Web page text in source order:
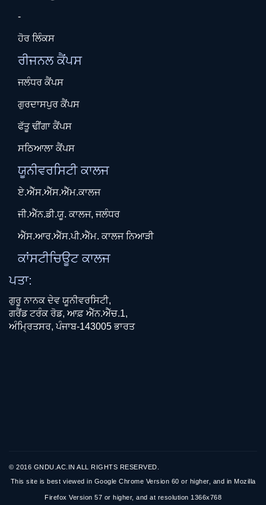
-
ਹੋਰ ਲਿੰਕਸ
ਰੀਜਨਲ ਕੈਂਪਸ
ਜਲੰਧਰ ਕੈਂਪਸ
ਗੁਰਦਾਸਪੁਰ ਕੈਂਪਸ
ਫੱਤੂ ਢੀਂਗਾ ਕੈਂਪਸ
ਸਠਿਆਲਾ ਕੈਂਪਸ
ਯੂਨੀਵਰਸਿਟੀ ਕਾਲਜ
ਏ.ਐੱਸ.ਐੱਸ.ਐੱਮ.ਕਾਲਜ
ਜੀ.ਐੱਨ.ਡੀ.ਯੂ. ਕਾਲਜ, ਜਲੰਧਰ
ਐੱਸ.ਆਰ.ਐੱਸ.ਪੀ.ਐੱਮ. ਕਾਲਜ ਨਿਆੜੀ
ਕਾਂਸਟੀਚਿਊਟ ਕਾਲਜ
ਪਤਾ:
ਗੁਰੂ ਨਾਨਕ ਦੇਵ ਯੂਨੀਵਰਸਿਟੀ,
ਗਰੈਂਡ ਟਰੰਕ ਰੋਡ, ਆਫ਼ ਐੱਨ.ਐੱਚ.1,
ਅੰਮ੍ਰਿਤਸਰ, ਪੰਜਾਬ-143005 ਭਾਰਤ
© 2016 GNDU.AC.IN ALL RIGHTS RESERVED.
This site is best viewed in Google Chrome Version 60 or higher, and in Mozilla
Firefox Version 57 or higher, and at resolution 1366x768